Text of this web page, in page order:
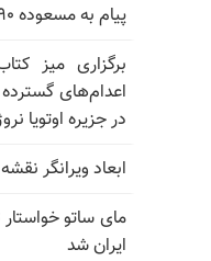
پیام به مسعوده ۱۶۹۰ دماوند
برگزاری میز
اعدام‌های
در جزیره اوتویا
ابعاد ویرانگر
مای ساتو
ایران شد